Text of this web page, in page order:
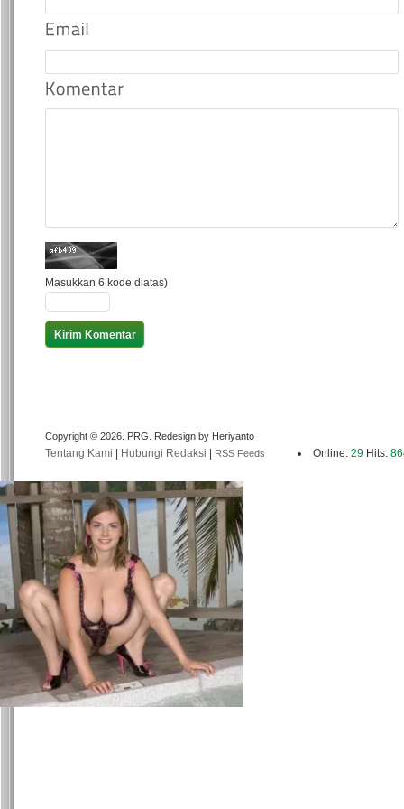
Masukkan 6 kode diatas)
Copyright © 2026. PRG. Redesign by Heriyanto
Tentang Kami Hubungi Redaksi RSS Feeds Online: 29 Hits: